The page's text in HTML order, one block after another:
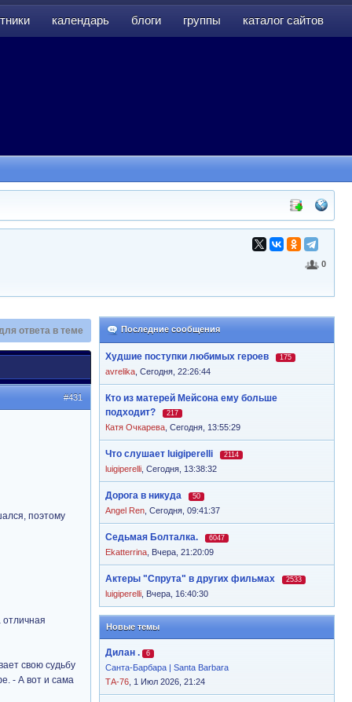
календарь блоги группы каталог сайтов
0
Последние сообщения
Худшие поступки любимых героев 175
avrelika Сегодня, 22:26:44
Кто из матерей Мейсона ему больше
подходит?
217
Катя Очкарева Сегодня, 13:55:29
Что слушает luigiperelli 2114
luigiperelli Сегодня, 13:38:32
Дорога в никуда 50
Angel Ren Сегодня, 09:41:37
Седьмая Болталка. 6047
Ekatterrina Вчера, 21:20:09
Актеры "Спрута" в других фильмах 2533
luigiperelli Вчера, 16:40:30
Новые темы
Дилан . 6
Санта-Барбара | Santa Barbara
ТА-76 , 1 Июл 2026, 21:24
ответа в теме
#431
поэтому
свою судьбу
- А вот и сама